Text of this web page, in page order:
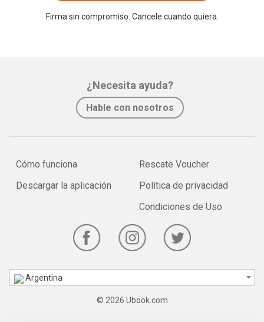
Firma sin compromiso. Cancele cuando quiera.
¿Necesita ayuda?
Hable con nosotros
Cómo funciona
Descargar la aplicación
Rescate Voucher
Política de privacidad
Condiciones de Uso
Argentina
© 2026 Ubook.com